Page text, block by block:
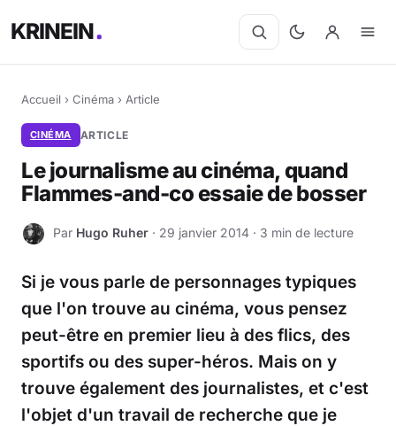
KRINEIN
Accueil › Cinéma › Article
CINÉMA ARTICLE
Le journalisme au cinéma, quand
Flammes-and-co essaie de bosser
H Par Hugo Ruher · 29 janvier 2014 · 3 min de lecture
Si je vous parle de personnages typiques
que l'on trouve au cinéma, vous pensez
peut-être en premier lieu à des flics, des
sportifs ou des super-héros. Mais on y
trouve également des journalistes, et c'est
l'objet d'un travail de recherche que je